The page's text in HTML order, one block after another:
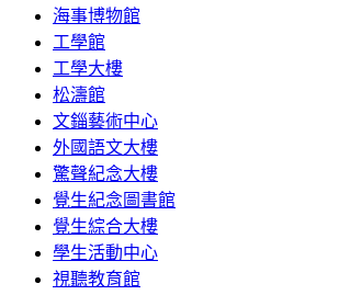
海事博物館
工學館
工學大樓
松濤館
文錙藝術中心
外國語文大樓
驚聲紀念大樓
覺生紀念圖書館
覺生綜合大樓
學生活動中心
視聽教育館